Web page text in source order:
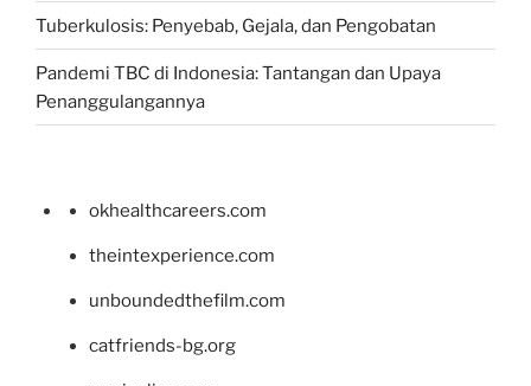
Tuberkulosis: Penyebab, Gejala, dan Pengobatan
Pandemi TBC di Indonesia: Tantangan dan Upaya
Penanggulangannya
okhealthcareers.com
theintexperience.com
unboundedthefilm.com
catfriends-bg.org